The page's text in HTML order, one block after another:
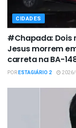
CIDADES
#Chapada: Dois
Jesus morrem
carreta na BA-
PORESTAGIÁRIO 2